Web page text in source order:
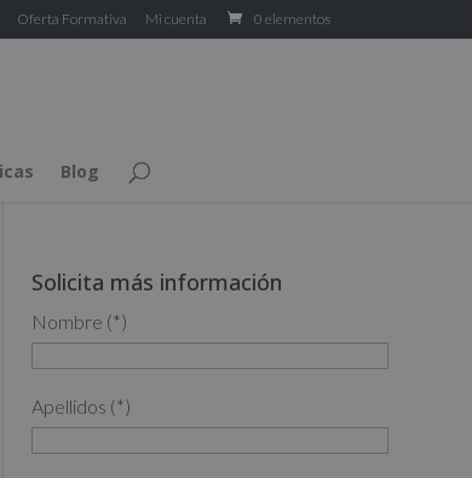
Oferta Formativa Mi cuenta 0 elementos
Blog
Solicita más información
Nombre (*)
Apellidos (*)